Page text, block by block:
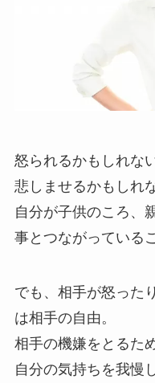
怒られるかもしれな
悲しませるかもしれ
自分が子供のころ、
事とつながっている
でも、相手が怒った
は相手の自由。
相手の機嫌をとるた
自分の気持ちを我慢